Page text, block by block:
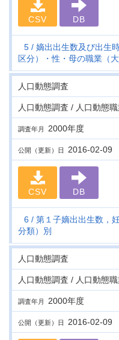
CSV DB
5
嫡出出生数及び出生
区分）・性・母の職業（
人口動態調査
人口動態調査 / 人口動態
調査年月 2000年度
公開（更新）日 2016-02-09
CSV DB
6
第１子嫡出出生数，
分類）別
人口動態調査
人口動態調査 / 人口動態
調査年月 2000年度
公開（更新）日 2016-02-09